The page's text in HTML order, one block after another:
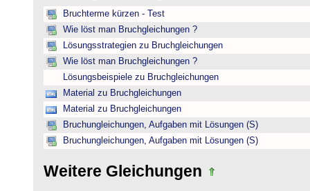
Bruchterme kürzen - Test
Wie löst man Bruchgleichungen ?
Lösungsstrategien zu Bruchgleichungen
Wie löst man Bruchgleichungen ?
Lösungsbeispiele zu Bruchgleichungen
Material zu Bruchgleichungen
Material zu Bruchgleichungen
Bruchungleichungen, Aufgaben mit Lösungen (S)
Bruchungleichungen, Aufgaben mit Lösungen (S)
Weitere Gleichungen